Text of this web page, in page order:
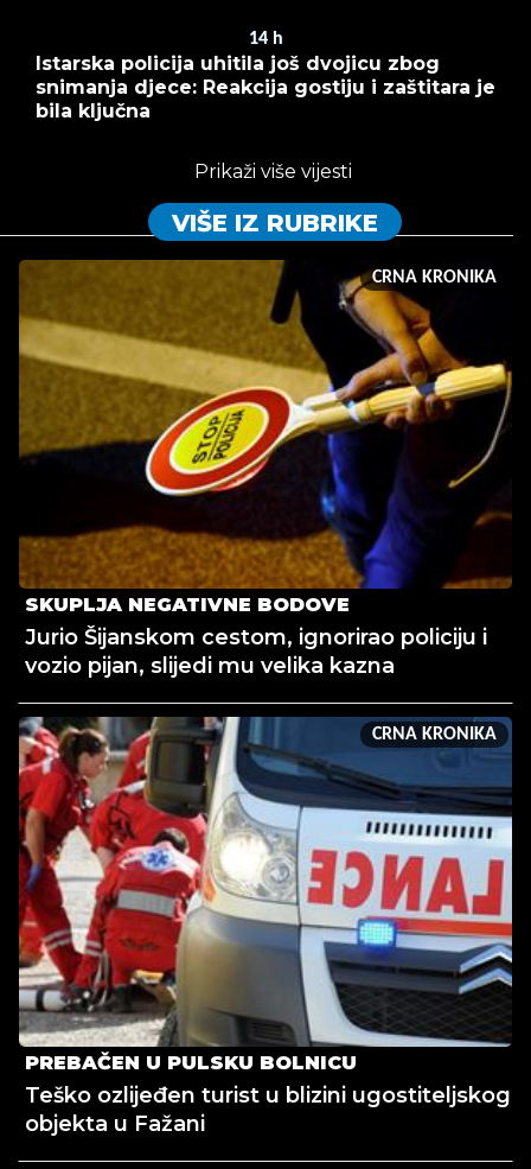
14 h
Istarska policija uhitila još dvojicu zbog
snimanja djece: Reakcija gostiju i zaštitara je
bila ključna
Prikaži više vijesti
VIŠE IZ RUBRIKE
CRNA KRONIKA
SKUPLJA NEGATIVNE BODOVE
Jurio Šijanskom cestom, ignorirao policiju i
vozio pijan, slijedi mu velika kazna
CRNA KRONIKA
PREBAČEN U PULSKU BOLNICU
Teško ozlijeđen turist u blizini ugostiteljskog
objekta u Fažani